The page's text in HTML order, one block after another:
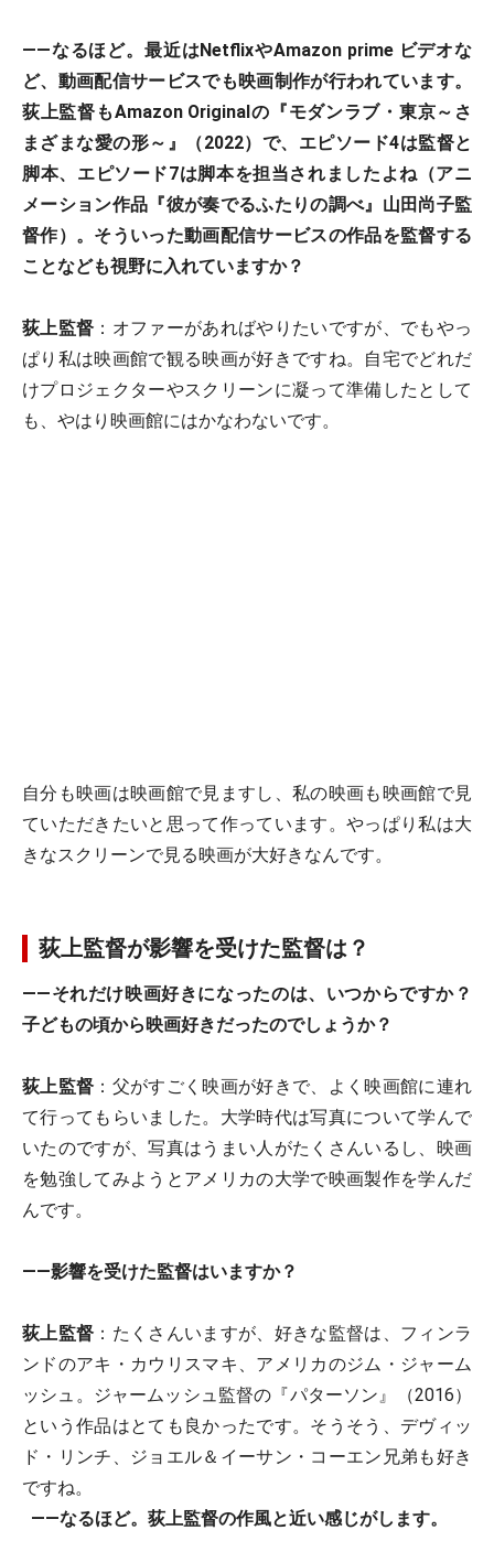
――なるほど。最近はNetflixやAmazon prime ビデオな
ど、動画配信サービスでも映画制作が行われています。
荻上監督もAmazon Originalの『モダンラブ・東京～さ
まざまな愛の形～』（2022）で、エピソード4は監督と
脚本、エピソード7は脚本を担当されましたよね（アニ
メーション作品『彼が奏でるふたりの調べ』山田尚子監
督作）。そういった動画配信サービスの作品を監督する
ことなども視野に入れていますか？
荻上監督 ：オファーがあればやりたいですが、でもやっ
ぱり私は映画館で観る映画が好きですね。自宅でどれだ
けプロジェクターやスクリーンに凝って準備したとして
も、やはり映画館にはかなわないです。
自分も映画は映画館で見ますし、私の映画も映画館で見
ていただきたいと思って作っています。やっぱり私は大
きなスクリーンで見る映画が大好きなんです。
荻上監督が影響を受けた監督は？
――それだけ映画好きになったのは、いつからですか？
子どもの頃から映画好きだったのでしょうか？
荻上監督 ：父がすごく映画が好きで、よく映画館に連れ
て行ってもらいました。大学時代は写真について学んで
いたのですが、写真はうまい人がたくさんいるし、映画
を勉強してみようとアメリカの大学で映画製作を学んだ
んです。
――影響を受けた監督はいますか？
荻上監督 ：たくさんいますが、好きな監督は、フィンラ
ンドのアキ・カウリスマキ、アメリカのジム・ジャーム
ッシュ。ジャームッシュ監督の『パターソン』（2016）
という作品はとても良かったです。そうそう、デヴィッ
ド・リンチ、ジョエル＆イーサン・コーエン兄弟も好き
ですね。
――なるほど。荻上監督の作風と近い感じがします。